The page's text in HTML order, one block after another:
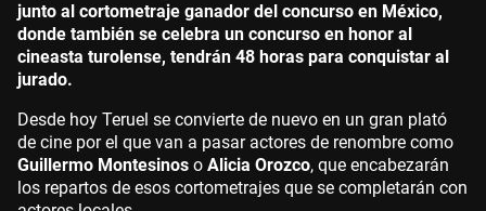
junto al cortometraje ganador del concurso en México,
donde también se celebra un concurso en honor al
cineasta turolense, tendrán 48 horas para conquistar al
jurado.
Desde hoy Teruel se convierte de nuevo en un gran plató
de cine por el que van a pasar actores de renombre como
Guillermo Montesinos o Alicia Orozco, que encabezarán
los repartos de esos cortometrajes que se completarán con